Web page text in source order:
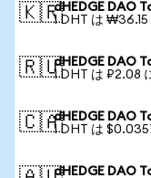
🇰🇷dHEDGE DAO
1 DHT は ₩36.15
🇷🇺dHEDGE DAO
1 DHT は ₽2.08
🇨🇦dHEDGE DAO
1 DHT は
dHEDGE DAO